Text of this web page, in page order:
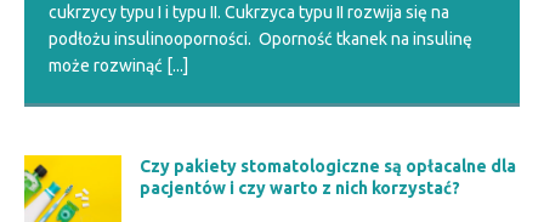
cukrzycy typu I i typu II. Cukrzyca typu II rozwija się na
podłożu insulinooporności. Oporność tkanek na insulinę
może rozwinąć [...]
Czy pakiety stomatologiczne są opłacalne dla
pacjentów i czy warto z nich korzystać?